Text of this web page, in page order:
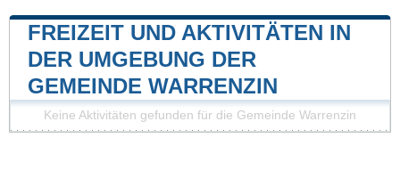
FREIZEIT UND AKTIVITÄTEN IN
DER UMGEBUNG DER
GEMEINDE WARRENZIN
Keine Aktivitäten gefunden für die Gemeinde Warrenzin